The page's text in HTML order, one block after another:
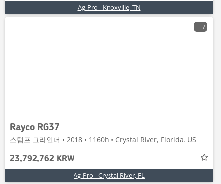
Ag-Pro - Knoxville, TN
7
Rayco RG37
스텀프 그라인더 • 2018 • 1160h • Crystal River, Florida, US
23,792,762 KRW
Ag-Pro - Crystal River, FL